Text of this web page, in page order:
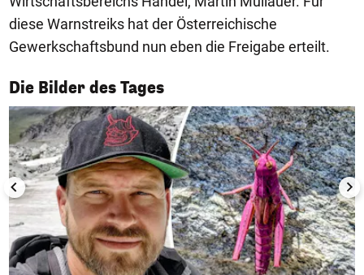
diese Warnstreiks hat der Österreichische
Gewerkschaftsbund nun eben die Freigabe erteilt.
Die Bilder des Tages
1/50